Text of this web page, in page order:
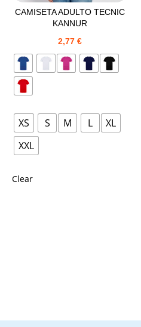
CAMISETA ADULTO TECNIC
KANNUR
2,77 €
XS S M L
XL
XXL
Clear